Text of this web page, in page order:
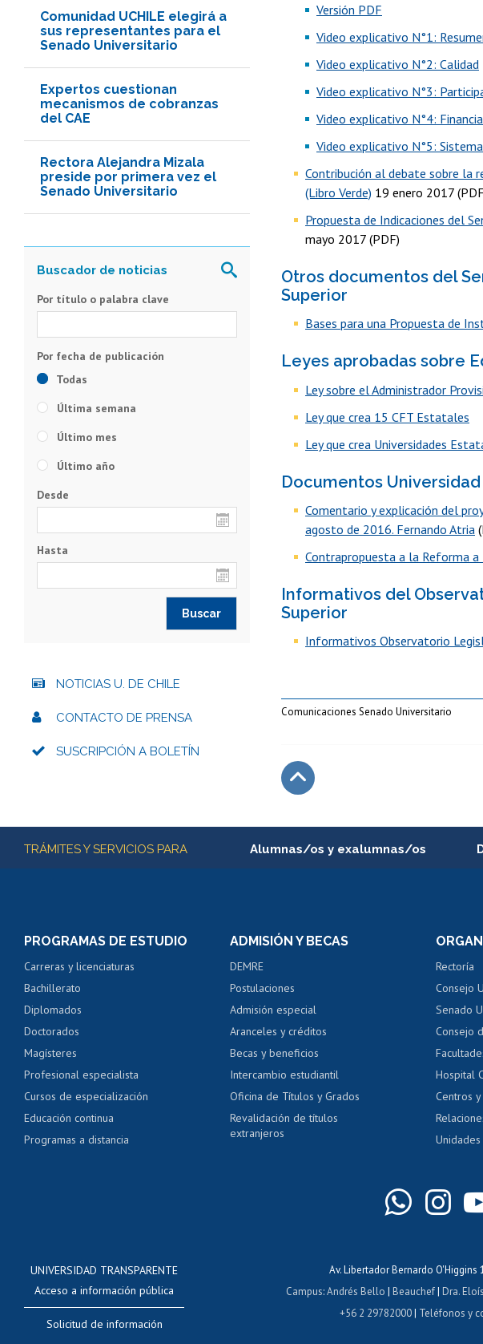
Comunidad UCHILE elegirá a
sus representantes para el
Senado Universitario
Expertos cuestionan
mecanismos de cobranzas
del CAE
Rectora Alejandra Mizala
preside por primera vez el
Senado Universitario
Versión PDF
Video explicativo N°1:
Video explicativo N°2: Calidad
Video explicativo N°3:
Video explicativo N°4:
Video explicativo N°5:
Contribución al debate sobre la
(Libro Verde) 19 enero 2017
Propuesta de Indicaciones del
mayo 2017 (PDF)
Otros documentos del
Superior
Bases para una Propuesta de
Leyes aprobadas sobre
Ley sobre el Administrador
Ley que crea 15 CFT Estatales
Ley que crea Universidades
Documentos
Comentario y explicación del
agosto de 2016. Fernando Atria
Contrapropuesta a la Reforma a
Informativos del
Superior
Informativos Observatorio
Comunicaciones Senado Universitario
Por título o palabra clave
Todas
Última semana
Último mes
Último año
Desde
Hasta
NOTICIAS U. DE CHILE
CONTACTO DE PRENSA
SUSCRIPCIÓN A BOLETÍN
Más información
TRÁMITES Y SERVICIOS PARA Alumnas/os y exalumnas/os
Servicio médico y dental
Pago de arancel y crédito alumnos
Pago de arancel y crédito exalumnos
Certificado de títulos y grados
Mi Uchile Ayuda tecnológica
PROGRAMAS DE ESTUDIO
Carreras y licenciaturas
Bachillerato
Diplomados
Doctorados
Magísteres
Profesional especialista
Cursos de especialización
Educación continua
Programas a distancia
ADMISIÓN Y BECAS
DEMRE
Postulaciones
Admisión especial
Aranceles y créditos
Becas y beneficios
Intercambio estudiantil
Oficina de Títulos y Grados
Revalidación de títulos
extranjeros
Rectoría
Consejo
Senado
Consejo
Hospital
Centros
UNIVERSIDAD TRANSPARENTE
Acceso a información pública
Solicitud de información
Av. Libertador Bernardo O'Higgins
Campus:Andrés Bello | Beauchef| Dra.
+56 2 29782000| Teléfonos y